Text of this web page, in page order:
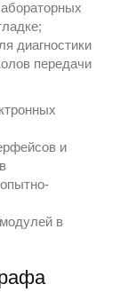
диагностики
передачи
и
в